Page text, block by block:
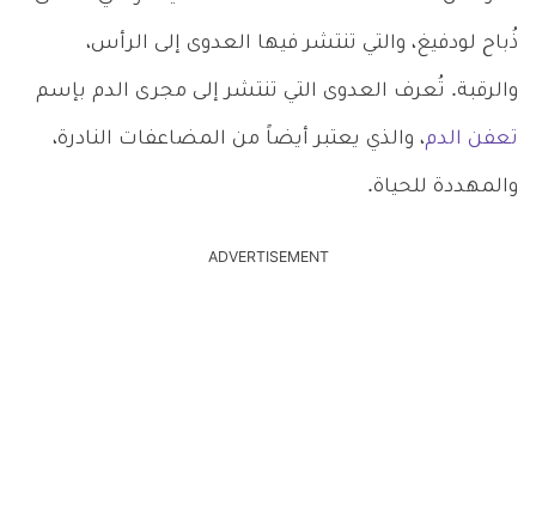
ذُباح لودفيغ، والتي تنتشر فيها العدوى إلى الرأس،
والرقبة. تُعرف العدوى التي تنتشر إلى مجرى الدم بإسم
تعفن الدم، والذي يعتبر أيضاً من المضاعفات النادرة،
والمهددة للحياة.
ADVERTISEMENT